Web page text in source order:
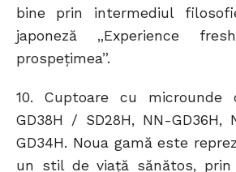
bine prin intermediul
japoneză „Experience
prospețimea”.
10. Cuptoare cu
GD38H / SD28H, NN-GD36H,
GD34H. Noua gamă este
un stil de viață sănătos, prin